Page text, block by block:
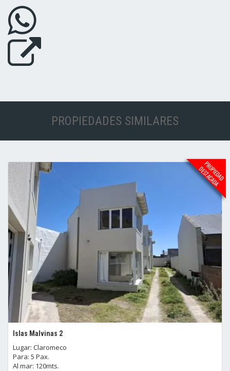
PROPIEDADES SIMILARES
Islas Malvinas 2
Lugar: Claromeco
Para: 5 Pax.
Al mar: 120mts.